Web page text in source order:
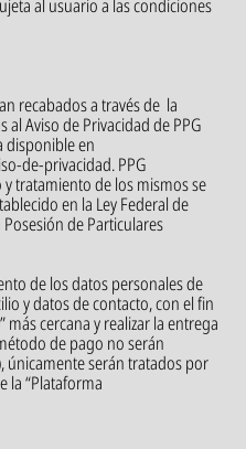
al usuario a las condiciones
recabados a través de la
al Aviso de Privacidad de PPG
disponible en
de-privacidad. PPG
tratamiento de los mismos se
en la Ley Federal de
de Particulares
de los datos personales de
y datos de contacto, con el fin
más cercana y realizar la entrega
de pago no serán
únicamente serán tratados por
la “Plataforma